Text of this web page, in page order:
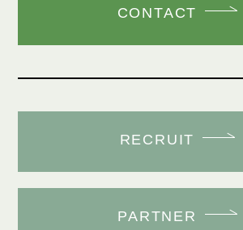
CONTACT
RECRUIT
PARTNER